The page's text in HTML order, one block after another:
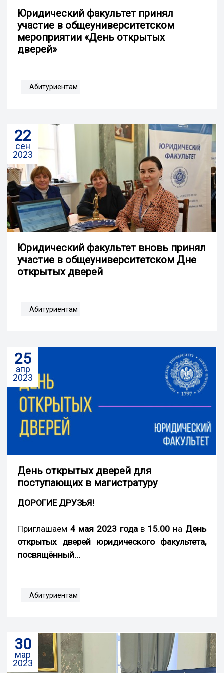
Юридический факультет принял
участие в общеуниверситетском
мероприятии «День открытых
дверей»
Абитуриентам
22
сен
2023
Юридический факультет вновь принял
участие в общеуниверситетском Дне
открытых дверей
Абитуриентам
25
апр
2023
День открытых дверей для
поступающих в магистратуру
ДОРОГИЕ ДРУЗЬЯ!
Приглашаем 4 мая 2023 года в 15.00 на День
открытых дверей юридического факультета,
посвящённый...
Абитуриентам
30
мар
2023